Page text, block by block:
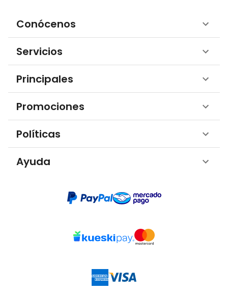
Conócenos
Servicios
Principales
Promociones
Políticas
Ayuda